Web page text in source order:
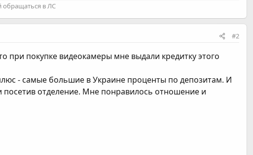
обращаться в ЛС
#2
при покупке видеокамеры мне выдали кредитку этого
- самые большие в Украине проценты по депозитам. И
посетив отделение. Мне понравилось отношение и